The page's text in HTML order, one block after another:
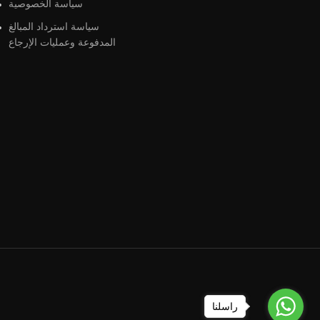
سياسة الخصوصية
سياسة استرداد المبالغ
المدفوعة وعمليات الإرجاع
راسلنا